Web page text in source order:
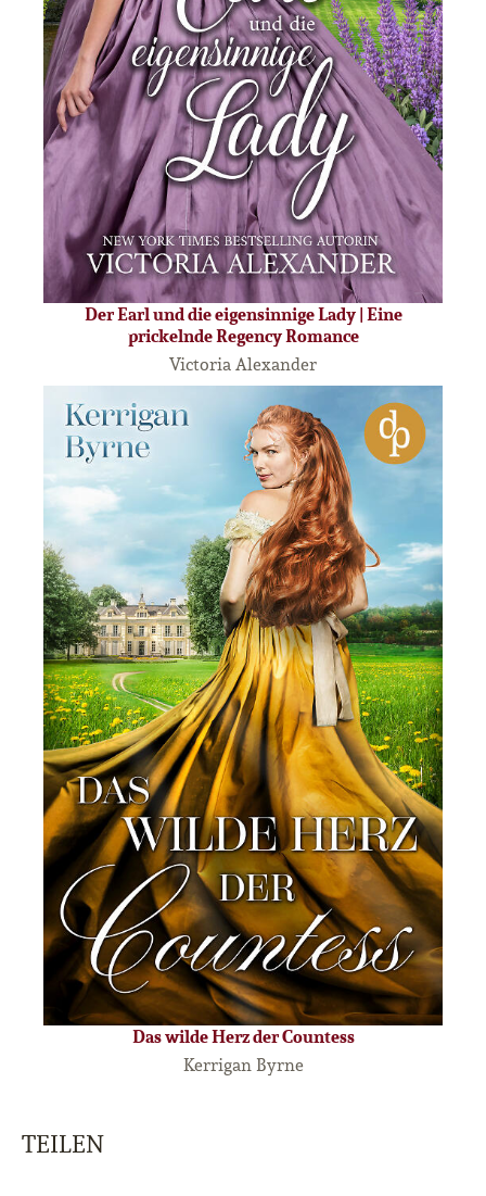
Der Earl und die eigensinnige Lady | Eine
prickelnde Regency Romance
Victoria Alexander
Das wilde Herz der Countess
Kerrigan Byrne
TEILEN